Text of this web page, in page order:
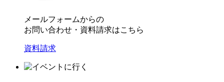
メールフォームからの
お問い合わせ・資料請求はこちら
資料請求